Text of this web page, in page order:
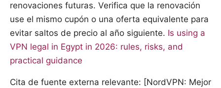
renovaciones futuras. Verifica que la renovación
use el mismo cupón o una oferta equivalente para
evitar saltos de precio al año siguiente. Is using a
VPN legal in Egypt in 2026: rules, risks, and
practical guidance
Cita de fuente externa relevante: [NordVPN: Mejor